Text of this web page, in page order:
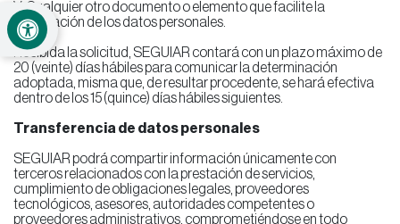
V. Cualquier otro documento o elemento que facilite la
localización de los datos personales.
Recibida la solicitud, SEGUIAR contará con un plazo máximo de
20 (veinte) días hábiles para comunicar la determinación
adoptada, misma que, de resultar procedente, se hará efectiva
dentro de los 15 (quince) días hábiles siguientes.
Transferencia de datos personales
SEGUIAR podrá compartir información únicamente con
terceros relacionados con la prestación de servicios,
cumplimiento de obligaciones legales, proveedores
tecnológicos, asesores, autoridades competentes o
proveedores administrativos, comprometiéndose en todo